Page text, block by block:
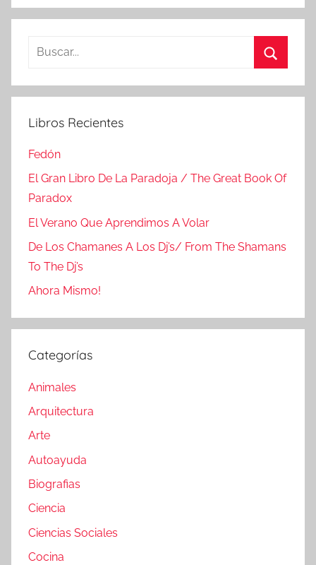
Buscar:
Libros Recientes
Fedón
El Gran Libro De La Paradoja / The Great Book Of
Paradox
El Verano Que Aprendimos A Volar
De Los Chamanes A Los Dj’s/ From The Shamans
To The Dj’s
Ahora Mismo!
Categorías
Animales
Arquitectura
Arte
Autoayuda
Biografias
Ciencia
Ciencias Sociales
Cocina